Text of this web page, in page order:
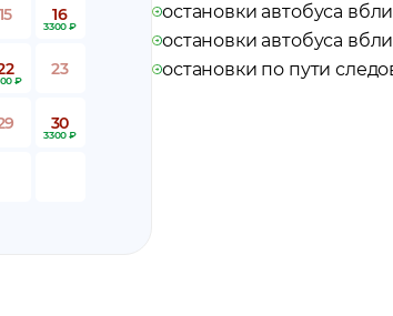
15 16
3300 ₽
₽
23
30
3300 ₽
остановки автобуса
остановки автобуса
остановки по пути